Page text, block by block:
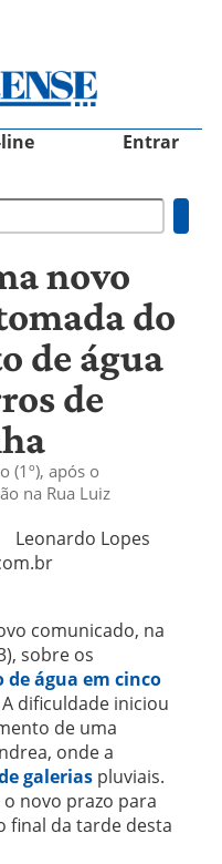
Entrar
novo
do
de água
de
(1º), após o
na Rua Luiz
Leonardo Lopes
comunicado, na
sobre os
água em cinco
A dificuldade iniciou
de uma
onde a
galerias pluviais.
novo prazo para
final da tarde desta